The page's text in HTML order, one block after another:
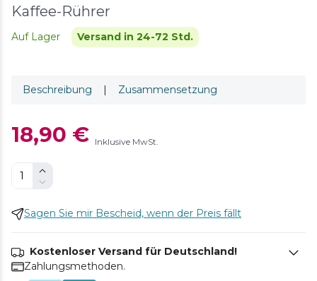
Kaffee-Rührer
Auf Lager Versand in 24-72 Std.
Beschreibung | Zusammensetzung
18,90 € Inklusive MwSt.
Sagen Sie mir Bescheid, wenn der Preis fällt
Kostenloser Versand für Deutschland!
Zahlungsmethoden.